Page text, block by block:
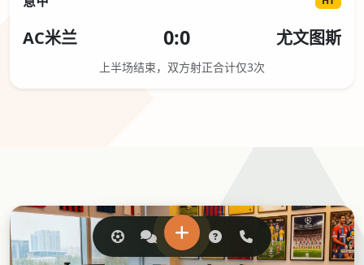
AC米兰 0:0 尤文图斯
上半场结束，双方射正合计仅3次